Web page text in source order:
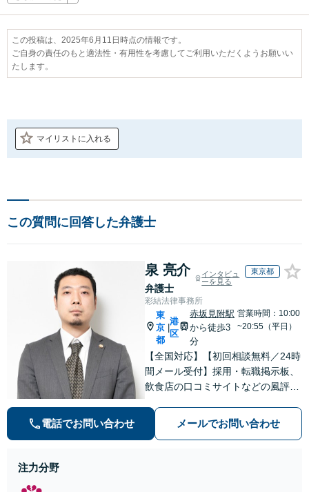
この投稿は、2025年6月11日時点の情報です。
ご自身の責任のもと適法性・有用性を考慮してご利用いただくようお願いい
たします。
マイリストに入れる
この質問に回答した弁護士
泉 亮介
弁護士
インタビュ
ーを見る
東京都
彩結法律事務所
東
京
都
港
区
赤坂見附駅
から徒歩3
分
営業時間：10:00
~20:55（平日）
【全国対応】【初回相談無料／24時
間メール受付】採用・転職掲示板、
飲食店の口コミサイトなどの風評被
の種類を問わず相談可。可能な限り
早期対応で駆けつけサポート【労
電話でお問い合わせ メールでお問い合わせ
注力分野